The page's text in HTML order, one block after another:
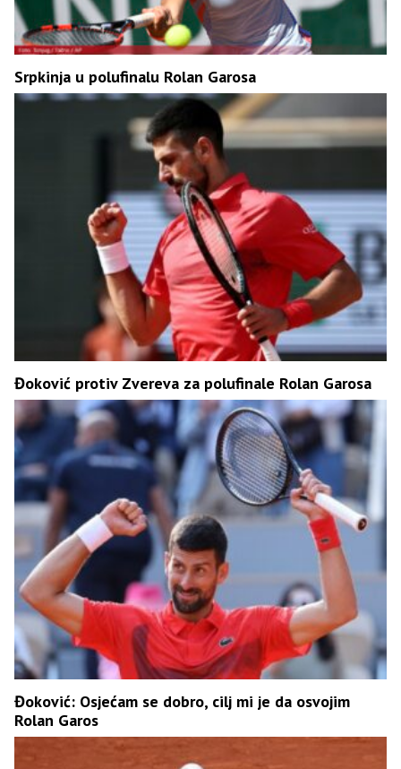
Srpkinja u polufinalu Rolan Garosa
Đoković protiv Zvereva za polufinale Rolan Garosa
Đoković: Osjećam se dobro, cilj mi je da osvojim
Rolan Garos